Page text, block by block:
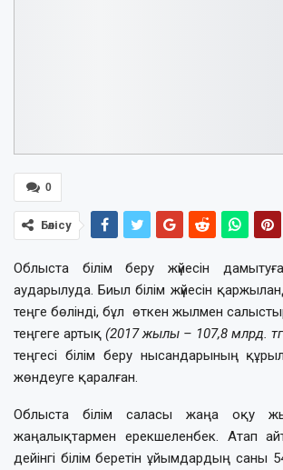
0
Бөлісу
Облыста білім беру жүйесін
аударылуда. Биыл білім жүйесін
теңге бөлінді, бұл өткен жылмен
теңгеге артық (2017 жылы – 107,8 млрд.
теңгесі білім беру нысандарының
жөндеуге қаралған.
Облыста білім саласы жаңа оқу
жаңалықтармен ерекшеленбек. Атап
дейінгі білім беретін ұйымдардың саны